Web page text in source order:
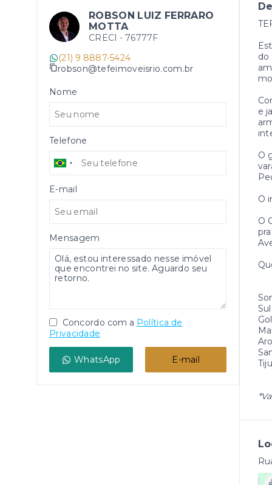
do
e
O
O
O
ROBSON LUIZ FERRARO
MOTTA
CRECI - 76777F
(21) 9 8887-5424
robson@tefeimoveisrio.com.br
Nome
Telefone
E-mail
Mensagem
Concordo com a Política de
Privacidade
WhatsApp E-mail